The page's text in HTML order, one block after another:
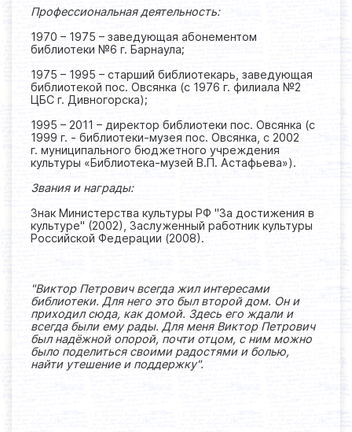
Профессиональная деятельность:
1970 – 1975 – заведующая абонементом
библиотеки №6 г. Барнаула;
1975 – 1995 – старший библиотекарь, заведующая
библиотекой пос. Овсянка (с 1976 г. филиала №2
ЦБС г. Дивногорска);
1995 – 2011 – директор библиотеки пос. Овсянка (с
1999 г. - библиотеки-музея пос. Овсянка, с 2002
г. муниципального бюджетного учреждения
культуры «Библиотека-музей В.П. Астафьева»).
Звания и награды:
Знак Министерства культуры РФ "За достижения в
культуре" (2002), Заслуженный работник культуры
Российской Федерации (2008).
"Виктор Петрович всегда жил интересами
библиотеки. Для него это был второй дом. Он и
приходил сюда, как домой. Здесь его ждали и
всегда были ему рады. Для меня Виктор Петрович
был надёжной опорой, почти отцом, с ним можно
было поделиться своими радостями и болью,
найти утешение и поддержку".